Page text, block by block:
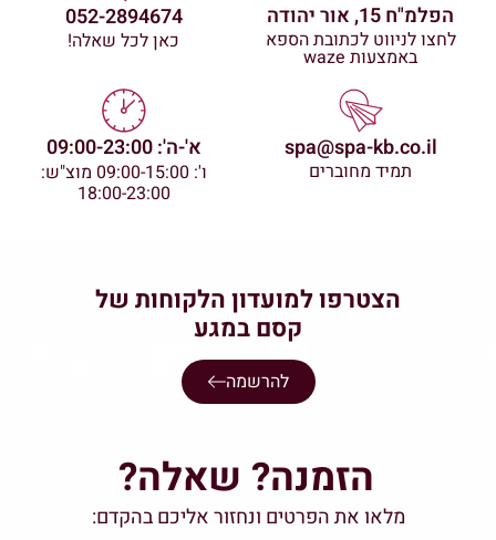
הפלמ"ח 15, אור יהודה
לחצו לניווט לכתובת הספא
באמצעות waze
052-2894674
כאן לכל שאלה!
spa@spa-kb.co.il
תמיד מחוברים
א'-ה': 09:00-23:00
ו': 09:00-15:00 מוצ"ש:
18:00-23:00
הצטרפו למועדון הלקוחות של
קסם במגע
להרשמה
הזמנה? שאלה?
מלאו את הפרטים ונחזור אליכם בהקדם: